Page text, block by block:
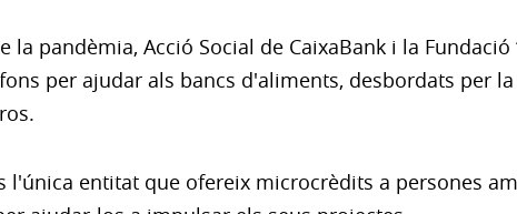
la pandèmia, Acció Social de CaixaBank i la
per ajudar als bancs d'aliments, desbordats per
l'única entitat que ofereix microcrèdits a persones